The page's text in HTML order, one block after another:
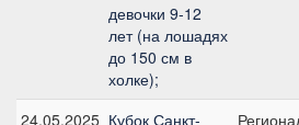
девочки 9-12
лет (на лошадях
до 150 см в
холке);
24.05.2025 Кубок Санкт-